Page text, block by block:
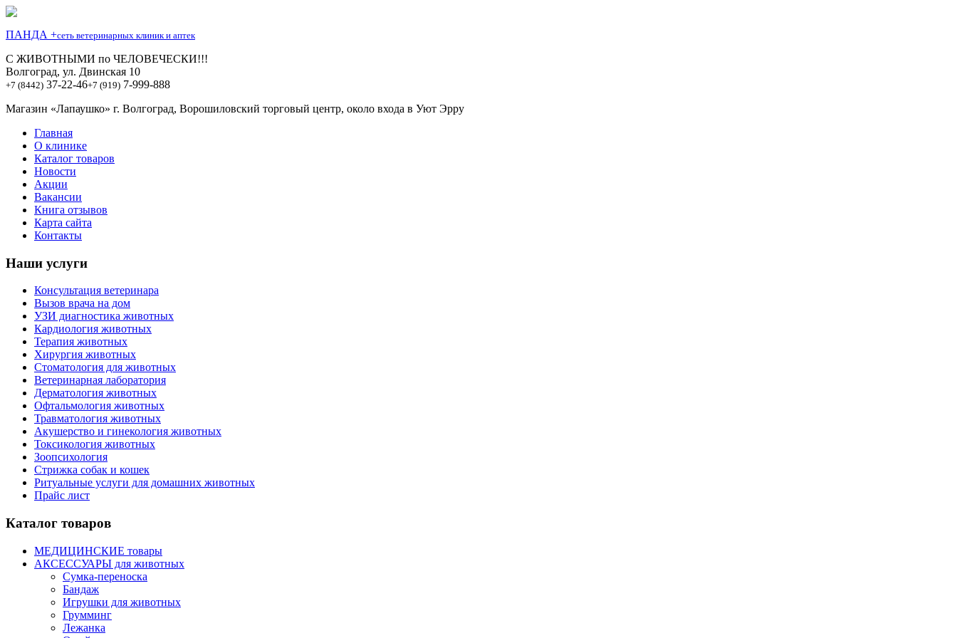
ПАНДА +сеть ветеринарных клиник и аптек
С ЖИВОТНЫМИ по ЧЕЛОВЕЧЕСКИ!!!
Волгоград, ул. Двинская 10
+7 (8442) 37-22-46+7 (919) 7-999-888
Магазин «Лапаушко» г. Волгоград, Ворошиловский торговый центр, около входа в Уют Эрру
Главная
О клинике
Каталог товаров
Новости
Акции
Вакансии
Книга отзывов
Карта сайта
Контакты
Наши услуги
Консультация ветеринара
Вызов врача на дом
УЗИ диагностика животных
Кардиология животных
Терапия животных
Хирургия животных
Стоматология для животных
Ветеринарная лаборатория
Дерматология животных
Офтальмология животных
Травматология животных
Акушерство и гинекология животных
Токсикология животных
Зоопсихология
Стрижка собак и кошек
Ритуальные услуги для домашних животных
Прайс лист
Каталог товаров
МЕДИЦИНСКИЕ товары
АКСЕССУАРЫ для животных
Сумка-переноска
Бандаж
Игрушки для животных
Грумминг
Лежанка